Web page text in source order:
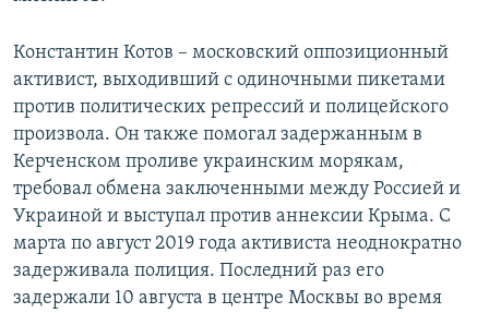
Константин Котов – московский оппозиционный
активист, выходивший с одиночными пикетами
против политических репрессий и полицейского
произвола. Он также помогал задержанным в
Керченском проливе украинским морякам,
требовал обмена заключенными между Россией и
Украиной и выступал против аннексии Крыма. С
марта по август 2019 года активиста неоднократно
задерживала полиция. Последний раз его
задержали 10 августа в центре Москвы во время